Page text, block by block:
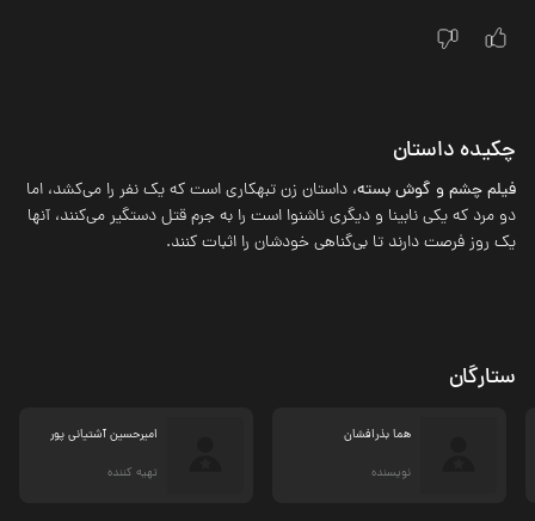
چکیده داستان
فیلم چشم و گوش بسته، داستان زن تبهکاری است که یک نفر را می‌کشد، اما
دو مرد که یکی نابینا و دیگری ناشنوا است را به جرم قتل دستگیر می‌کنند، آنها
یک روز فرصت دارند تا بی‌گناهی خودشان را اثبات کنند.
ستارگان
هما بذرافشان
نویسنده
امیرحسین آشتیانی پور
تهیه کننده